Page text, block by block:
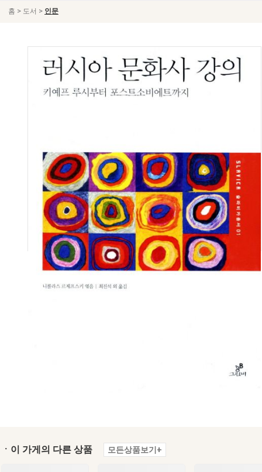
홈 > 도서 > 인문
ㆍ이 가게의 다른 상품 모든상품보기+